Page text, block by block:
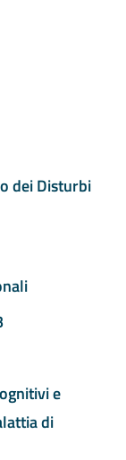
dei Disturbi
e
di